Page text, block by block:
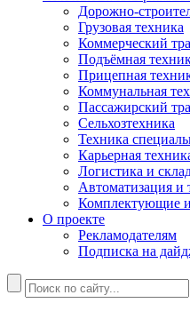
Дорожно-
Грузовая техника
Коммерческий
Подъёмная
Прицепная
Коммунальная
Пассажирский
Сельхозтехника
Техника
Карьерная
Логистика и
Автоматизация и
Комплектующие
О проекте
Рекламодателям
Подписка на